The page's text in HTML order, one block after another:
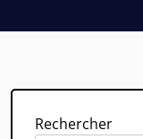
Rechercher